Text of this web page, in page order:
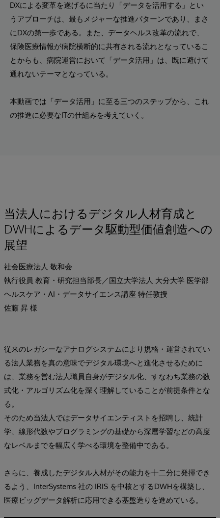
DXによる変革を遂げるに当たり「データを活用する」とい
うアプローチは、最もメジャーな推進パターンであり、まさ
にDXの第一歩である。また、データヘルス改革の流れで、
保険医療情報が病院横断的に共有される流れとなっているこ
とからも、病院運営において「データ活用」は、既に避けて
通れないテーマとなっている。
本動画では「データ活用」に至る三つのステップから、これ
の推進に必要なITの仕組みを考えていく。
当法人におけるデジタル人材育成と
DWHによるデータ駆動型価値創造への
展望
社会医療法人 敬和会
執行役員 教育・研究担当部長／国立大学法人 大分大学 医学部
ヘルスケア・AI・データサイエンス講座 特任教授
佐藤 昇 様
従来のレガシーなアナログシステムにより規格・運営されてい
る法人業務を真の意味でデジタル環境へと進化させるために
は、業務を営む法人職員自身がデジタル化、すなわち業務の数
式化・アルゴリズム化を深く理解していることが前提条件とな
る。
そのため当法人ではデータサイエンティストを招聘し、統計
学、線形代数やプログラミングの基礎から深層学習などの高度
なレベルまでを幅広く学べる環境を整備中である。
さらに、養成したデジタル人材がその能力を十二分に発揮でき
るよう、InterSystems 社の IRIS を中核とするDWHを構築し、
医療ビッグデータ解析に応用できる基盤造りを進めている。